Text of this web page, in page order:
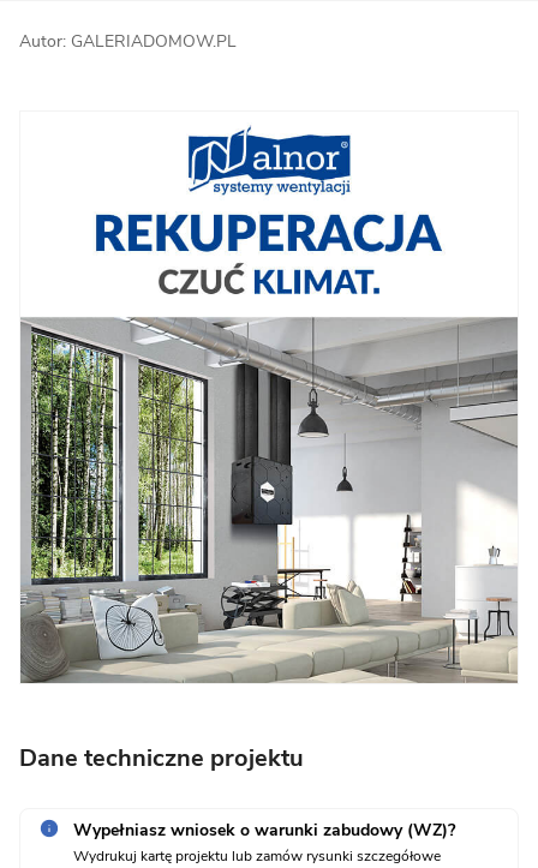
Autor: GALERIADOMOW.PL
Dane techniczne projektu
Wypełniasz wniosek o warunki zabudowy (WZ)?
Wydrukuj kartę projektu lub zamów rysunki szczegółowe